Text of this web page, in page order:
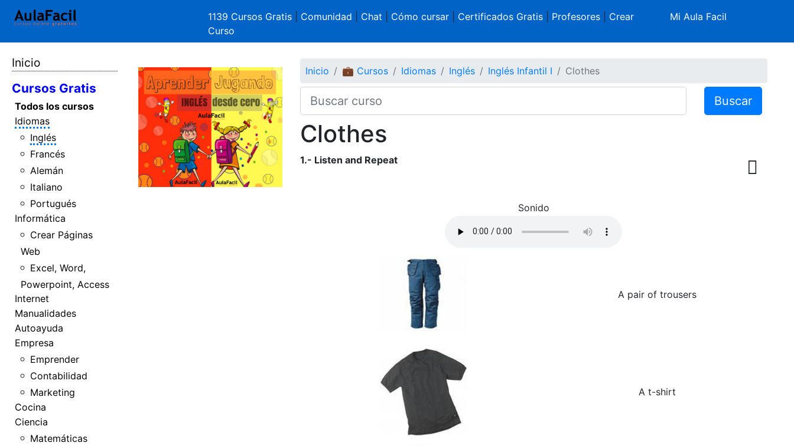
1139 Cursos Gratis Comunidad Chat Cómo cursar| Certificados Gratis| Profesores| Crear
Curso
Mi Aula Facil
Inicio
Cursos Gratis
Todos los cursos
Idiomas
Inglés
Francés
Alemán
Italiano
Portugués
Informática
Crear Páginas
Web
Excel, Word,
Powerpoint, Access
Internet
Manualidades
Autoayuda
Empresa
Emprender
Contabilidad
Marketing
Cocina
Ciencia
Matemáticas
Inicio 💼 Cursos Idiomas Inglés Inglés Infantil I Clothes
Buscar
Clothes
1.- Listen and Repeat
Sonido
A pair of trousers
A t-shirt